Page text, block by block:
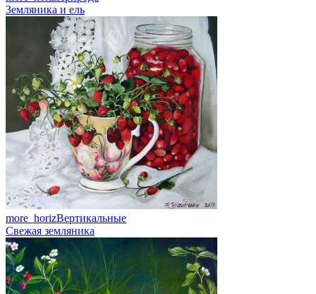
Земляника и ель
more_horizВертикальные
Свежая земляника